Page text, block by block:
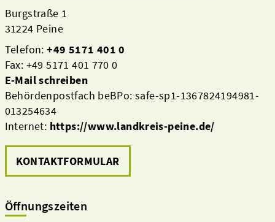
Burgstraße 1
31224 Peine
Telefon:+49 5171 401 0
Fax: +49 5171 401 770 0
E-Mail schreiben
Behördenpostfach beBPo: safe-sp1-1367824194981-
013254634
Internet: https://www.landkreis-peine.de/
KONTAKTFORMULAR
Öffnungszeiten